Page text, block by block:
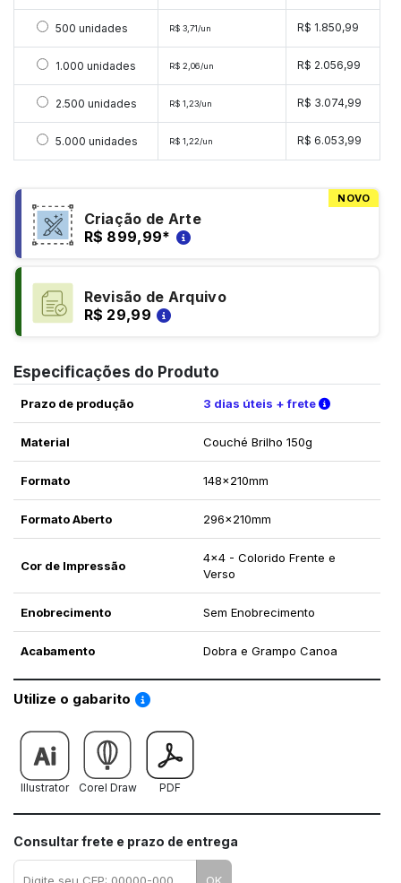
Selecionar 500 unidades
500 unidades R$ 3,71/un R$ 1.850,99
Selecionar 1000 unidades
1.000 unidades R$ 2,06/un R$ 2.056,99
Selecionar 2500 unidades
2.500 unidades R$ 1,23/un R$ 3.074,99
Selecionar 5000 unidades
5.000 unidades R$ 1,22/un R$ 6.053,99
NOVO
Criação de Arte
R$ 899,99*
Revisão de Arquivo
R$ 29,99
Especificações do Produto
Prazo de produção 3 dias úteis + frete Verifique
Material Couché Brilho 150g
Formato 148x210mm
Formato Aberto 296x210mm
Cor de Impressão
4x4 - Colorido Frente e
Verso
Enobrecimento Sem Enobrecimento
Acabamento Dobra e Grampo Canoa
Utilize o gabarito Saiba como utilizar os nossos gabaritos
Illustrator Corel Draw PDF
Consultar frete e prazo de entrega
OK